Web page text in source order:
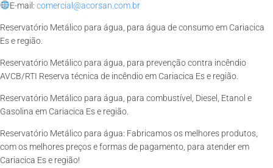
E-mail: comercial@acorsan.com.br
Reservatório Metálico para água, para água de consumo em Cariacica
Es e região.
Reservatório Metálico para água, para prevenção contra incêndio
AVCB/RTI Reserva técnica de incêndio em Cariacica Es e região.
Reservatório Metálico para água, para combustível, Diesel, Etanol e
Gasolina em Cariacica Es e região.
Reservatório Metálico para água: Fabricamos os melhores produtos,
com os melhores preços e formas de pagamento, para atender em
Cariacica Es e região!